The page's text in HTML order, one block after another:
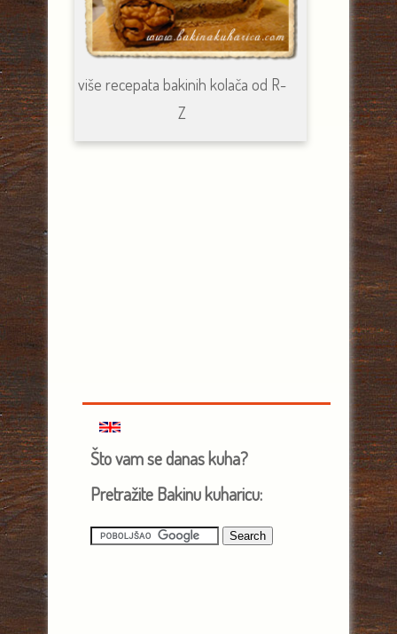
više recepata bakinih kolača od R-
Z
Što vam se danas kuha?
Pretražite Bakinu kuharicu: